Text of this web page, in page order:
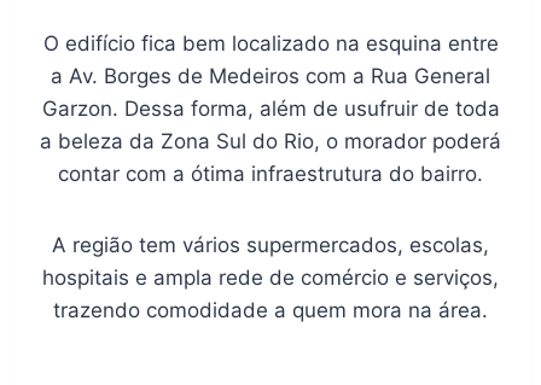
O edifício fica bem localizado na esquina entre
a Av. Borges de Medeiros com a Rua General
Garzon. Dessa forma, além de usufruir de toda
a beleza da Zona Sul do Rio, o morador poderá
contar com a ótima infraestrutura do bairro.
A região tem vários supermercados, escolas,
hospitais e ampla rede de comércio e serviços,
trazendo comodidade a quem mora na área.